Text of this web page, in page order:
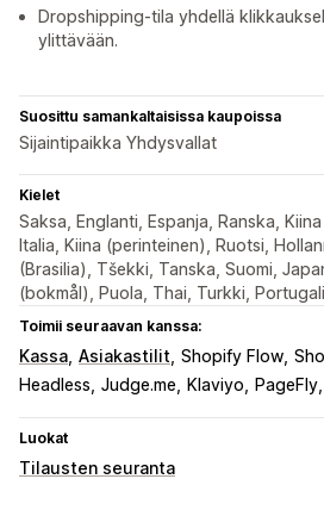
Dropshipping-tila yhdellä
ylittävään.
Suosittu samankaltaisissa kaupoissa
Sijaintipaikka Yhdysvallat
Kielet
Saksa, Englanti, Espanja, Ranska,
Italia, Kiina (perinteinen), Ruotsi,
(Brasilia), Tšekki, Tanska, Suomi,
(bokmål), Puola, Thai, Turkki,
Toimii seuraavan kanssa:
Kassa Asiakastilit Shopify Flow
Headless Judge.me Klaviyo PageFly
Luokat
Tilausten seuranta